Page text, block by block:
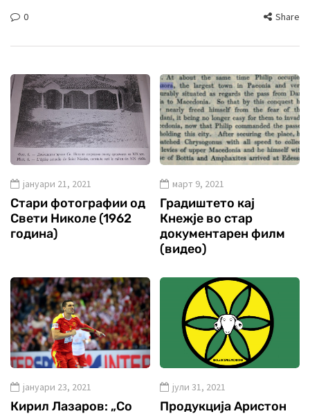
0 Share
јануари 21, 2021
Стари фотографии од
Свети Николе (1962
година)
март 9, 2021
Градиштето кај
Кнежје во стар
документарен филм
(видео)
јануари 23, 2021
Кирил Лазаров: „Со
јули 31, 2021
Продукција Аристон